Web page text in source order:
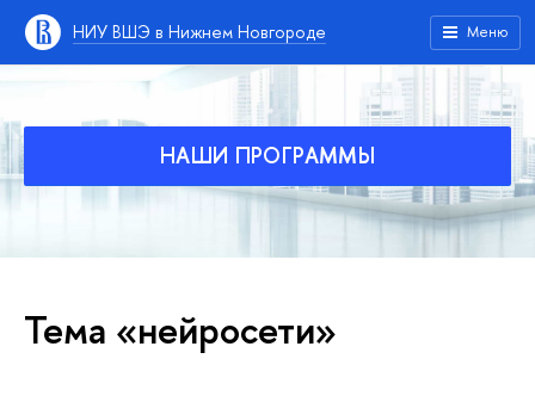
НИУ ВШЭ в Нижнем Новгороде Меню
НАШИ ПРОГРАММЫ
Тема «нейросети»